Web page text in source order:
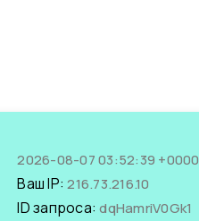
2026-08-07 03:52:39 +0000
Ваш IP:216.73.216.10
ID запроса:dqHamriV0Gk1